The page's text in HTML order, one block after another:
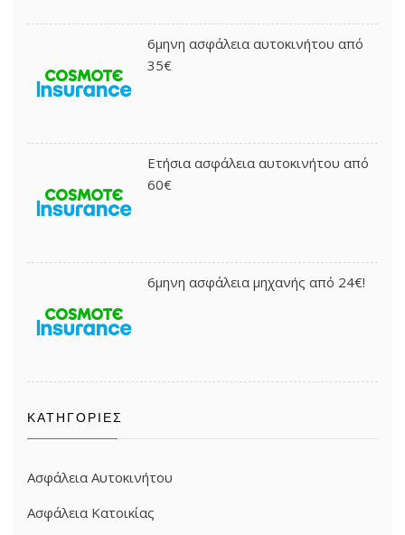
6μηνη ασφάλεια αυτοκινήτου από
35€
Ετήσια ασφάλεια αυτοκινήτου από
60€
6μηνη ασφάλεια μηχανής από 24€!
ΚΑΤΗΓΟΡΊΕΣ
Ασφάλεια Αυτοκινήτου
Ασφάλεια Κατοικίας